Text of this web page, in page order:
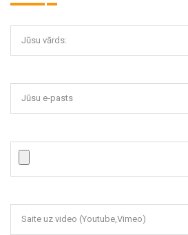
Jūsu vārds:
Jūsu e-pasts
Saite uz video (Youtube,Vimeo)